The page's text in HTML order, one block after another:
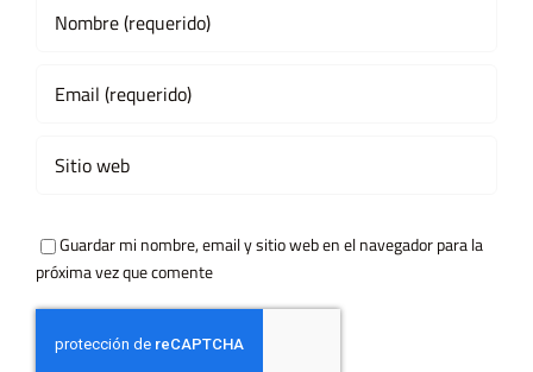
Guardar mi nombre, email y sitio web en el navegador para la
próxima vez que comente